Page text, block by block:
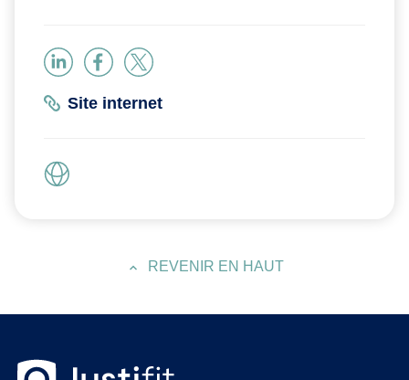
Site internet
REVENIR EN HAUT